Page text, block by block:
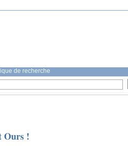
de recherche
Ours !